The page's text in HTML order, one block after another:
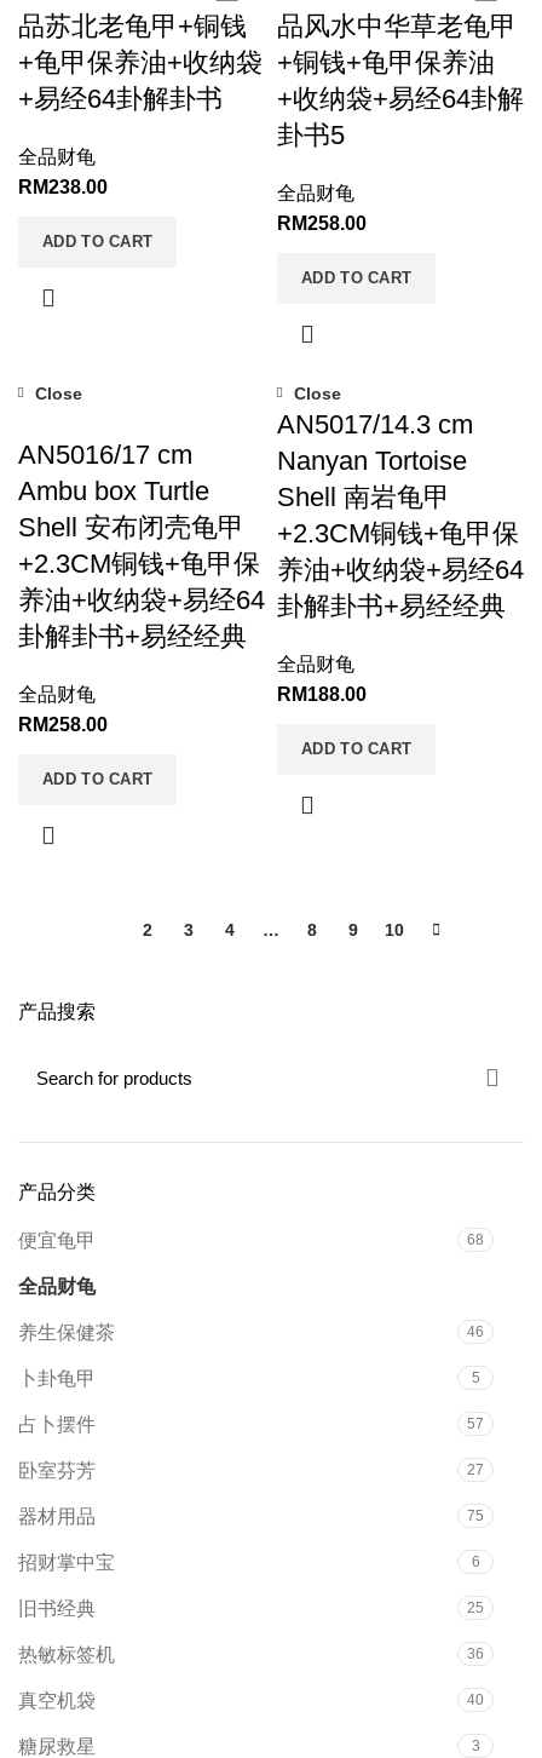
产品搜索
产品分类
便宜龟甲 68
全品财龟
养生保健茶 46
卜卦龟甲 5
占卜摆件 57
卧室芬芳 27
器材用品 75
招财掌中宝 6
旧书经典 25
热敏标签机 36
真空机袋 40
糖尿救星 3
品苏北老龟甲+铜钱
+龟甲保养油+收纳袋
+易经64卦解卦书
全品财龟
RM238.00
ADD TO CART
品风水中华草老龟甲
+铜钱+龟甲保养油
+收纳袋+易经64卦解
卦书5
全品财龟
RM258.00
ADD TO CART
Close
AN5016/17 cm
Ambu box Turtle
Shell 安布闭壳龟甲
+2.3CM铜钱+龟甲保
养油+收纳袋+易经64
卦解卦书+易经经典
全品财龟
RM258.00
ADD TO CART
Close
AN5017/14.3 cm
Nanyan Tortoise
Shell 南岩龟甲
+2.3CM铜钱+龟甲保
养油+收纳袋+易经64
卦解卦书+易经经典
全品财龟
RM188.00
ADD TO CART
2 3 4 … 8 9 10